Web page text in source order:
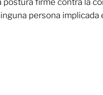
postura firme contra la
persona implicada